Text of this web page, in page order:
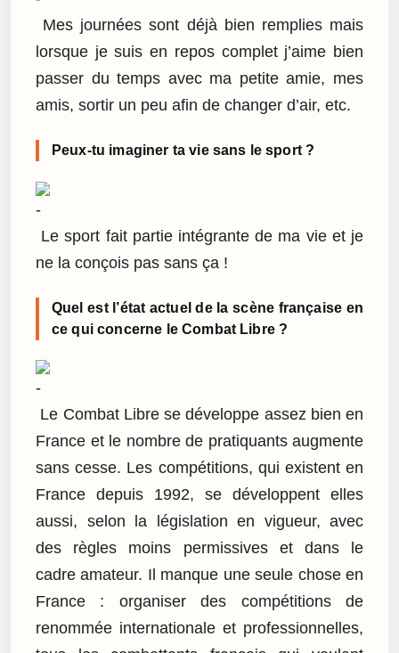
Mes journées sont déjà bien remplies mais
lorsque je suis en repos complet j’aime bien
passer du temps avec ma petite amie, mes
amis, sortir un peu afin de changer d’air, etc.
Peux-tu imaginer ta vie sans le sport ?
Le sport fait partie intégrante de ma vie et je
ne la conçois pas sans ça !
Quel est l’état actuel de la scène française en
ce qui concerne le Combat Libre ?
Le Combat Libre se développe assez bien en
France et le nombre de pratiquants augmente
sans cesse. Les compétitions, qui existent en
France depuis 1992, se développent elles
aussi, selon la législation en vigueur, avec
des règles moins permissives et dans le
cadre amateur. Il manque une seule chose en
France : organiser des compétitions de
renommée internationale et professionnelles,